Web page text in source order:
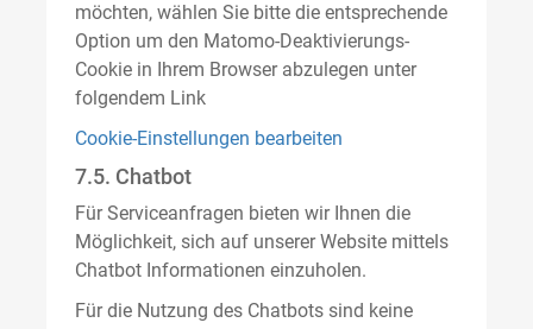
möchten, wählen Sie bitte die entsprechende
Option um den Matomo-Deaktivierungs-
Cookie in Ihrem Browser abzulegen unter
folgendem Link
Cookie-Einstellungen bearbeiten
7.5. Chatbot
Für Serviceanfragen bieten wir Ihnen die
Möglichkeit, sich auf unserer Website mittels
Chatbot Informationen einzuholen.
Für die Nutzung des Chatbots sind keine